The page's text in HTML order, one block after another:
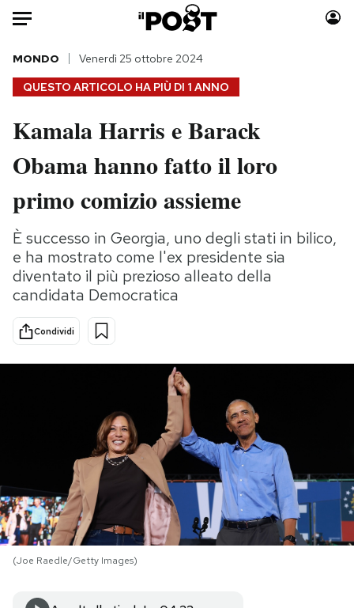
Auto
HOME
Italia
Politica
Tecnologia
Scienza
Cultura
Economia
Sport
Moda
Consumismi
Storie/Idee
Media
Europa
NEWSLETTER
I MIEI PREFERITI
SHOP
QUESTO ARTICOLO HA PIÙ DI 1 ANNO
MONDO Venerdì 25 ottobre 2024
Kamala Harris e Barack
Obama hanno fatto il loro
primo comizio assieme
È successo in Georgia, uno degli stati in bilico,
e ha mostrato come l'ex presidente sia
diventato il più prezioso alleato della
candidata Democratica
Condividi
(Joe Raedle/Getty Images)